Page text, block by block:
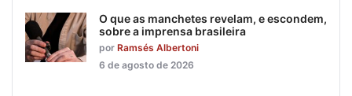
O que as manchetes revelam, e escondem,
sobre a imprensa brasileira
por Ramsés Albertoni
6 de agosto de 2026